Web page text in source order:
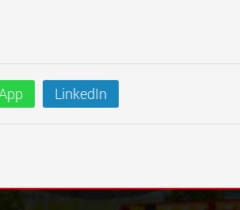
LinkedIn